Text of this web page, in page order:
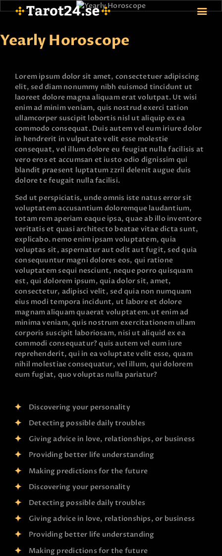
ASTROLOGI
STJÄRNTECKEN
TAROT
SPÅDAM-SIERSKA
BLOGG
JOBBA SOM SPÅDAM
BETALNING
FAQ
KONTAKTA OSS
Yearly Horoscope
Lorem ipsum dolor sit amet, consectetuer adipiscing
elit, sed diam nonummy nibh euismod tincidunt ut
laoreet dolore magna aliquam erat volutpat. Ut wisi
enim ad minim veniam, quis nostrud exerci tation
ullamcorper suscipit lobortis nisl ut aliquip ex ea
commodo consequat. Duis autem vel eum iriure dolor
in hendrerit in vulputate velit esse molestie
consequat, vel illum dolore eu feugiat nulla facilisis at
vero eros et accumsan et iusto odio dignissim qui
blandit praesent luptatum zzril delenit augue duis
dolore te feugait nulla facilisi.
Sed ut perspiciatis, unde omnis iste natus error sit
voluptatem accusantium doloremque laudantium,
totam rem aperiam eaque ipsa, quae ab illo inventore
veritatis et quasi architecto beatae vitae dicta sunt,
explicabo. nemo enim ipsam voluptatem, quia
voluptas sit, aspernatur aut odit aut fugit, sed quia
consequuntur magni dolores eos, qui ratione
voluptatem sequi nesciunt, neque porro quisquam
est, qui dolorem ipsum, quia dolor sit, amet,
consectetur, adipisci velit, sed quia non numquam
eius modi tempora incidunt, ut labore et dolore
magnam aliquam quaerat voluptatem. ut enim ad
minima veniam, quis nostrum exercitationem ullam
corporis suscipit laboriosam, nisi ut aliquid ex ea
commodi consequatur? quis autem vel eum iure
reprehenderit, qui in ea voluptate velit esse, quam
nihil molestiae consequatur, vel illum, qui dolorem
eum fugiat, quo voluptas nulla pariatur?
Discovering your personality
Detecting possible daily troubles
Giving advice in love, relationships, or business
Providing better life understanding
Making predictions for the future
Discovering your personality
Detecting possible daily troubles
Giving advice in love, relationships, or business
Providing better life understanding
Making predictions for the future